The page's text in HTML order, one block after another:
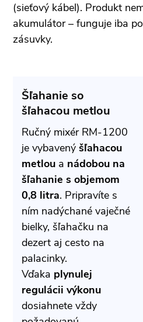
(sieťový kábel). Produkt
akumulátor – funguje iba
zásuvky.
Šľahanie so
šľahacou metlou
Ručný mixér RM-1200
je vybavený šľahacou
metlou a nádobou na
šľahanie s objemom
0,8 litra. Pripravíte s
ním nadýchané vaječné
bielky, šľahačku na
dezert aj cesto na
palacinky.
Vďaka plynulej
regulácii výkonu
dosiahnete vždy